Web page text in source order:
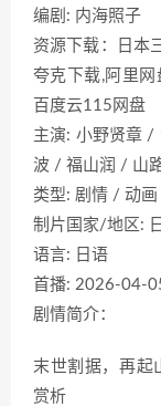
编剧: 内海照子
资源下载：日本
夸克下载,阿里网
百度云115网盘
主演: 小野贤章
波 / 福山润 / 山
类型: 剧情 / 动
制片国家/地区:
语言: 日语
首播: 2026-04-
剧情简介：
末世割据，再起
赏析